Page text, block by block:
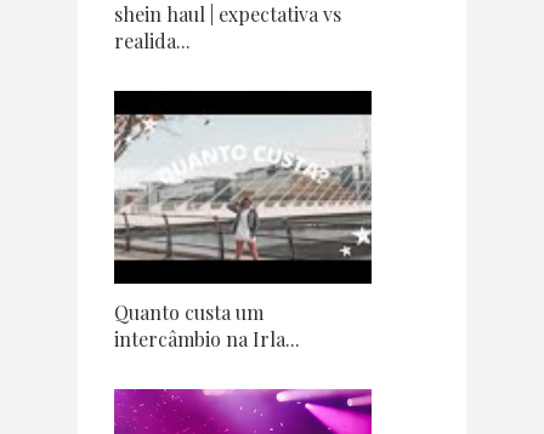
shein haul | expectativa vs
realida...
Quanto custa um
intercâmbio na Irla...